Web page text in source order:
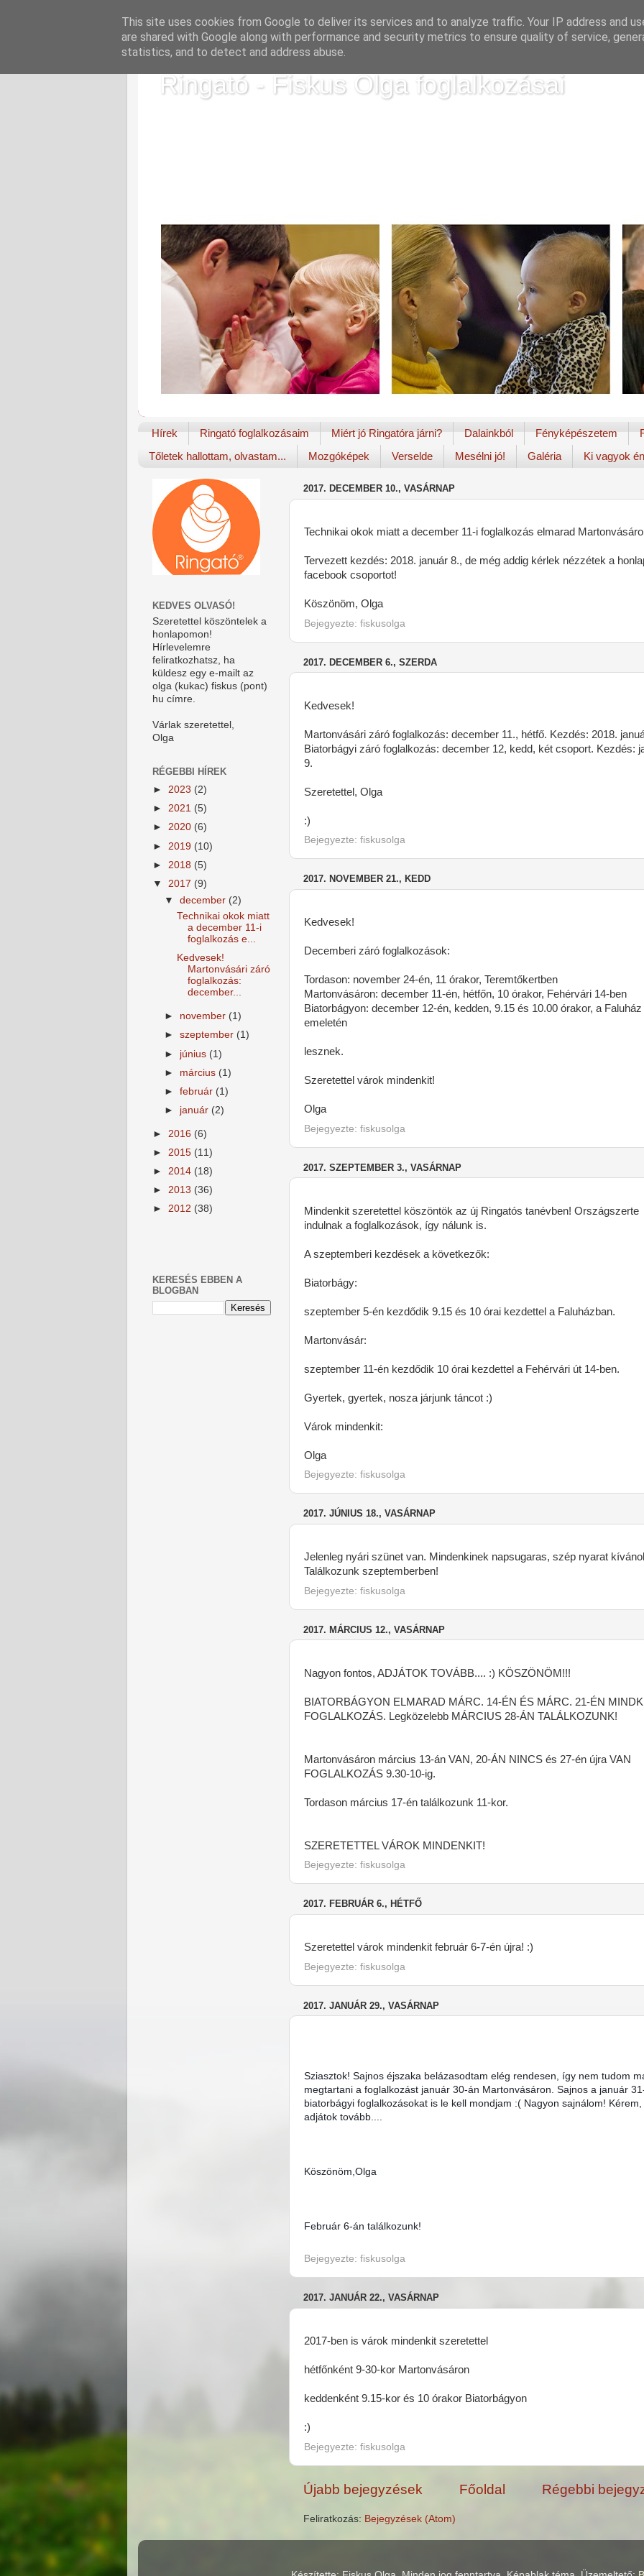
Ringató - Fiskus Olga foglalkozásai
Hírek Ringató foglalkozásaim Miért jó Ringatóra járni? Dalainkból Fényképészetem
Tőletek hallottam, olvastam...
Mozgóképek Verselde Mesélni jó! Galéria Ki vagyok
2017. DECEMBER 10., VASÁRNAP
Technikai okok miatt a december 11-i foglalkozás elmarad
Tervezett kezdés: 2018. január 8., de még addig kérlek nézzétek a
facebook csoportot!
Köszönöm, Olga
Bejegyezte: fiskusolga
2017. DECEMBER 6., SZERDA
Kedvesek!
Martonvásári záró foglalkozás: december 11., hétfő. Kezdés: 2018.
Biatorbágyi záró foglalkozás: december 12, kedd, két csoport. Kezdés:
9.
Szeretettel, Olga
:)
Bejegyezte: fiskusolga
2017. NOVEMBER 21., KEDD
Kedvesek!
Decemberi záró foglalkozások:
Tordason: november 24-én, 11 órakor, Teremtőkertben
Martonvásáron: december 11-én, hétfőn, 10 órakor, Fehérvári 14-ben
Biatorbágyon: december 12-én, kedden, 9.15 és 10.00 órakor, a Faluház
emeletén
lesznek.
Szeretettel várok mindenkit!
Olga
Bejegyezte: fiskusolga
2017. SZEPTEMBER 3., VASÁRNAP
Mindenkit szeretettel köszöntök az új Ringatós tanévben! Országszerte
indulnak a foglalkozások, így nálunk is.
A szeptemberi kezdések a következők:
Biatorbágy:
szeptember 5-én kezdődik 9.15 és 10 órai kezdettel a Faluházban.
Martonvásár:
szeptember 11-én kezdődik 10 órai kezdettel a Fehérvári út 14-ben.
Gyertek, gyertek, nosza járjunk táncot :)
Várok mindenkit:
Olga
Bejegyezte: fiskusolga
2017. JÚNIUS 18., VASÁRNAP
Jelenleg nyári szünet van. Mindenkinek napsugaras, szép nyarat
Találkozunk szeptemberben!
Bejegyezte: fiskusolga
2017. MÁRCIUS 12., VASÁRNAP
Nagyon fontos, ADJÁTOK TOVÁBB.... :) KÖSZÖNÖM!!!
BIATORBÁGYON ELMARAD MÁRC. 14-ÉN ÉS MÁRC. 21-ÉN
FOGLALKOZÁS. Legközelebb MÁRCIUS 28-ÁN TALÁLKOZUNK!
Martonvásáron március 13-án VAN, 20-ÁN NINCS és 27-én újra VAN
FOGLALKOZÁS 9.30-10-ig.
Tordason március 17-én találkozunk 11-kor.
SZERETETTEL VÁROK MINDENKIT!
Bejegyezte: fiskusolga
2017. FEBRUÁR 6., HÉTFŐ
Szeretettel várok mindenkit február 6-7-én újra! :)
Bejegyezte: fiskusolga
2017. JANUÁR 29., VASÁRNAP
Sziasztok! Sajnos éjszaka belázasodtam elég rendesen, így nem tudom
megtartani a foglalkozást január 30-án Martonvásáron. Sajnos a január
biatorbágyi foglalkozásokat is le kell mondjam :( Nagyon sajnálom! Kérem,
adjátok tovább....
Köszönöm,Olga
Február 6-án találkozunk!
Bejegyezte: fiskusolga
2017. JANUÁR 22., VASÁRNAP
2017-ben is várok mindenkit szeretettel
hétfőnként 9-30-kor Martonvásáron
keddenként 9.15-kor és 10 órakor Biatorbágyon
:)
Bejegyezte: fiskusolga
Újabb bejegyzések Régebbi
Főoldal
Feliratkozás: Bejegyzések (Atom)
KEDVES OLVASÓ!
Szeretettel köszöntelek a
honlapomon!
Hírlevelemre
feliratkozhatsz, ha
küldesz egy e-mailt az
olga (kukac) fiskus (pont)
hu címre.
Várlak szeretettel,
Olga
RÉGEBBI HÍREK
► 2023 (2)
► 2021 (5)
► 2020 (6)
► 2019 (10)
► 2018 (5)
▼ 2017 (9)
▼december (2)
Technikai okok miatt
a december 11-i
foglalkozás e...
Kedvesek!
Martonvásári záró
foglalkozás:
december...
► november (1)
►szeptember (1)
► június (1)
► március (1)
►február (1)
► január (2)
► 2016 (6)
► 2015 (11)
► 2014 (18)
► 2013 (36)
► 2012 (38)
KERESÉS EBBEN A
BLOGBAN
This site uses cookies from Google to deliver its services and to analyze traffic. Your IP address and
are shared with Google along with performance and security metrics to ensure quality of service,
statistics, and to detect and address abuse.